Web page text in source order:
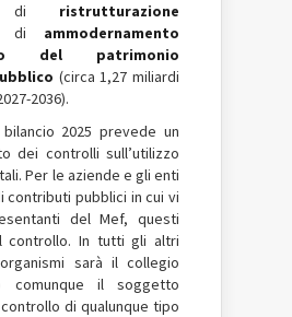
di ristrutturazione
di ammodernamento
del patrimonio
(circa 1,27 miliardi
2036).
2025 prevede un
dei controlli sull’utilizzo
Per le aziende e gli enti
contributi pubblici in cui vi
del Mef, questi
controllo. In tutti gli altri
sarà il collegio
comunque il soggetto
di qualunque tipo